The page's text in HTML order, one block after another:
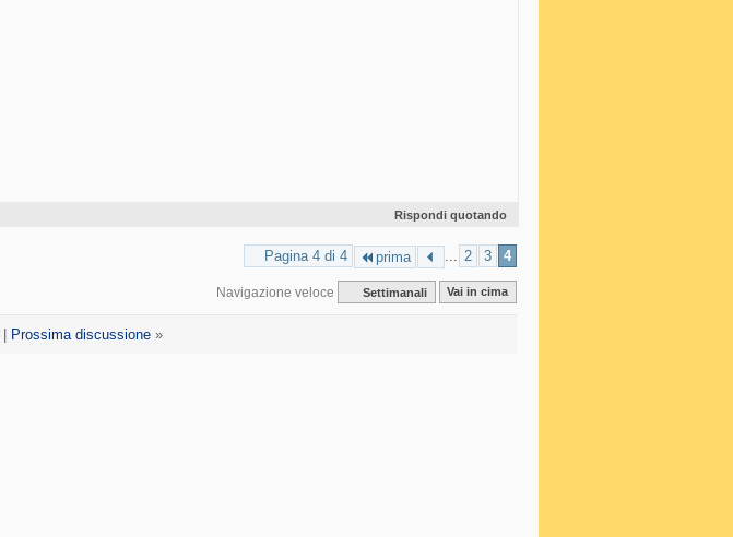
Rispondi quotando
Pagina 4 di 4 prima 2 3 4
Navigazione veloce Settimanali Vai in cima
| Prossima discussione »